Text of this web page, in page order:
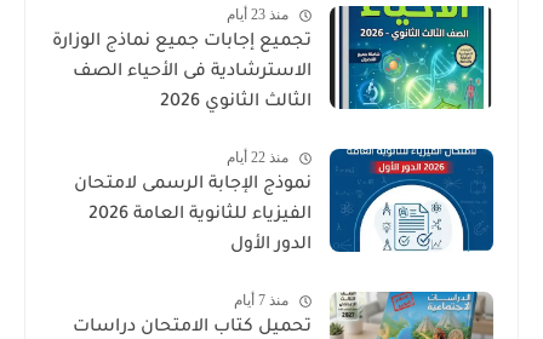
منذ 23 أيام
تجميع إجابات جميع نماذج الوزارة
الاسترشادية فى الأحياء الصف
الثالث الثانوي 2026
منذ 22 أيام
نموذج الإجابة الرسمى لامتحان
الفيزياء للثانوية العامة 2026
الدور الأول
منذ 7 أيام
تحميل كتاب الامتحان دراسات